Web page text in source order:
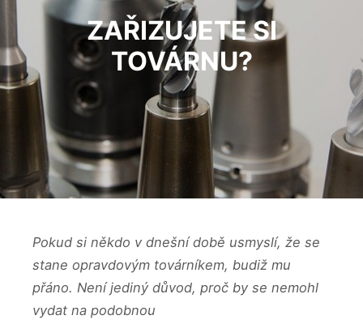
ZAŘIZUJETE SI
TOVÁRNU?
Pokud si někdo v dnešní době usmyslí, že se
stane opravdovým továrníkem, budiž mu
přáno. Není jediný důvod, proč by se nemohl
vydat na podobnou